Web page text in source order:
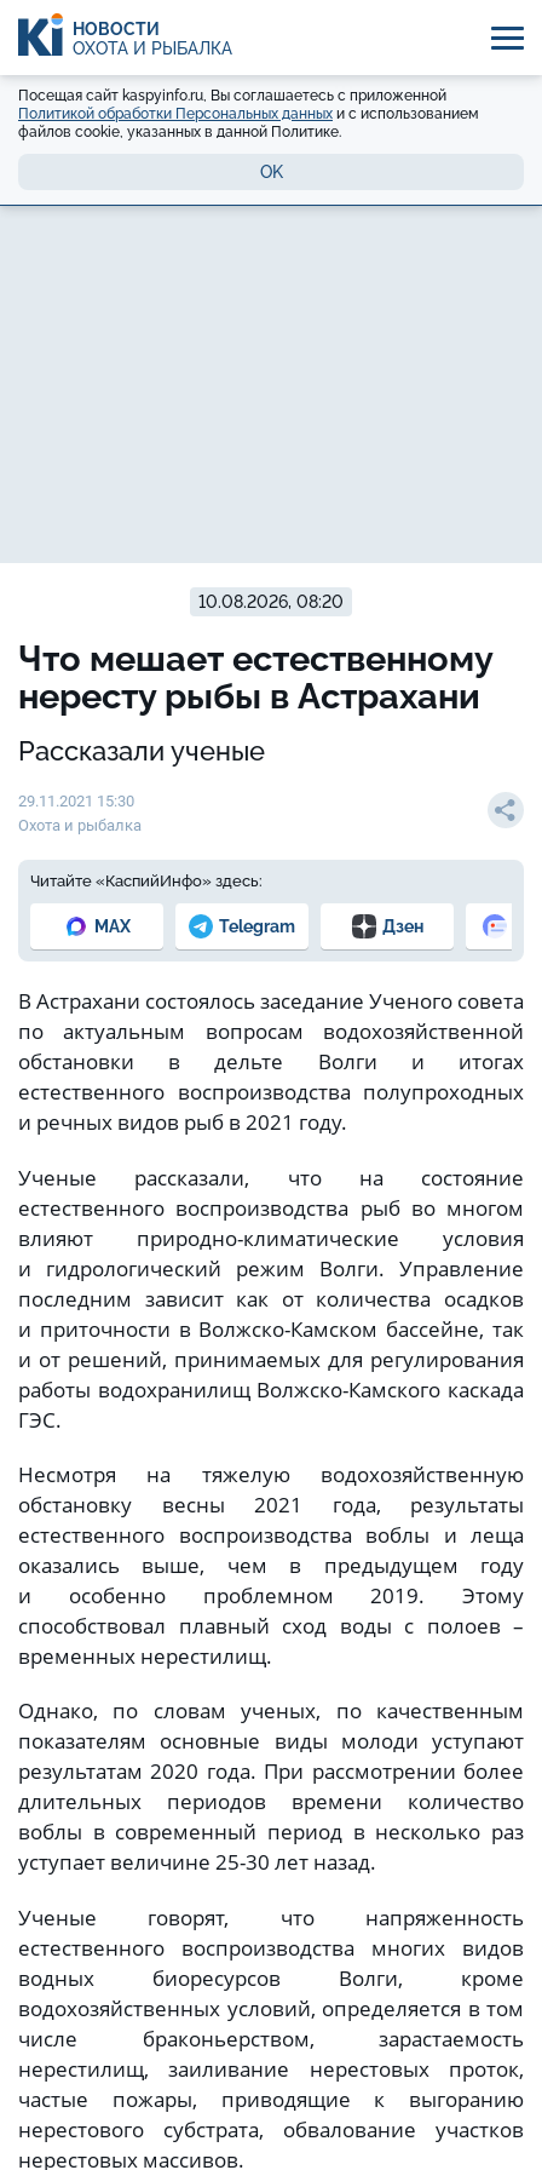
НОВОСТИ
ОХОТА И РЫБАЛКА
Посещая сайт kaspyinfo.ru, Вы соглашаетесь с приложенной
Политикой обработки Персональных данных и с использованием
файлов cookie, указанных в данной Политике.
OK
10.08.2026, 08:20
Что мешает естественному
нересту рыбы в Астрахани
Рассказали ученые
29.11.2021 15:30
Охота и рыбалка
Читайте «КаспийИнфо» здесь:
MAX Telegram Дзен
В Астрахани состоялось заседание Ученого совета
по актуальным вопросам водохозяйственной
обстановки в дельте Волги и итогах
естественного воспроизводства полупроходных
и речных видов рыб в 2021 году.
Ученые рассказали, что на состояние
естественного воспроизводства рыб во многом
влияют природно-климатические условия
и гидрологический режим Волги. Управление
последним зависит как от количества осадков
и приточности в Волжско-Камском бассейне, так
и от решений, принимаемых для регулирования
работы водохранилищ Волжско-Камского каскада
ГЭС.
Несмотря на тяжелую водохозяйственную
обстановку весны 2021 года, результаты
естественного воспроизводства воблы и леща
оказались выше, чем в предыдущем году
и особенно проблемном 2019. Этому
способствовал плавный сход воды с полоев –
временных нерестилищ.
Однако, по словам ученых, по качественным
показателям основные виды молоди уступают
результатам 2020 года. При рассмотрении более
длительных периодов времени количество
воблы в современный период в несколько раз
уступает величине 25-30 лет назад.
Ученые говорят, что напряженность
естественного воспроизводства многих видов
водных биоресурсов Волги, кроме
водохозяйственных условий, определяется в том
числе браконьерством, зарастаемость
нерестилищ, заиливание нерестовых проток,
частые пожары, приводящие к выгоранию
нерестового субстрата, обвалование участков
нерестовых массивов.